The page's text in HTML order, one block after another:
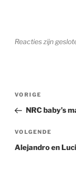
Reacties zijn
Vorig
bericht
VORIGE
NRC baby’s
Volgend
bericht
VOLGENDE
Alejandro en